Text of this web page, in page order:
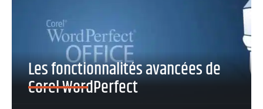
Les fonctionnalités avancées de
Corel WordPerfect